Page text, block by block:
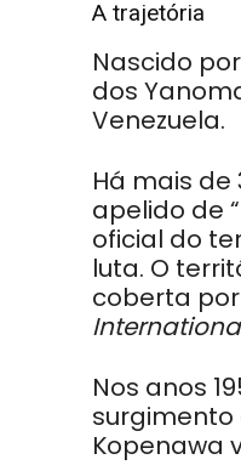
A trajetória
Nascido
dos
Venezuela.
Há mais de
apelido de
oficial do
luta. O
coberta
Nos anos
Kopenawa